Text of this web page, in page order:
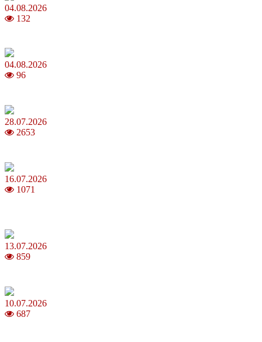
04.08.2026
132
04.08.2026
96
28.07.2026
2653
16.07.2026
1071
13.07.2026
859
10.07.2026
687